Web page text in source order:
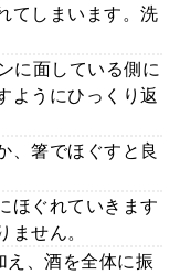
てしまいます。洗
に面している側に
ようにひっくり返
、箸でほぐすと良
ほぐれていきます
せん。
え、酒を全体に振